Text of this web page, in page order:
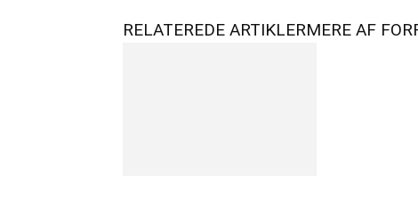
RELATEREDE ARTIKLERMERE AF